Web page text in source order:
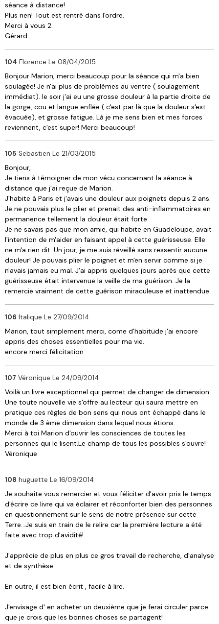
séance à distance!
Plus rien! Tout est rentré dans l'ordre.
Merci à vous 2.
Gérard
104 Florence Le 08/04/2015
Bonjour Marion, merci beaucoup pour la séance qui m'a bien
soulagée! Je n'ai plus de problèmes au ventre ( soulagement
immédiat). le soir j'ai eu une grosse douleur à la partie droite de
la gorge, cou et langue enflée ( c'est par là que la douleur s'est
évacuée), et grosse fatigue. Là je me sens bien et mes forces
reviennent, c'est super! Merci beaucoup!
105 Sebastien Le 21/03/2015
Bonjour,
Je tiens à témoigner de mon vécu concernant la séance à
distance que j'ai reçue de Marion.
J'habite à Paris et j'avais une douleur aux poignets depuis 2 ans.
Je ne pouvais plus le plier et prenait des anti-inflammatoires en
permanence tellement la douleur était forte.
Je ne savais pas que mon amie, qui habite en Guadeloupe, avait
l'intention de m'aider en faisant appel à cette guérisseuse. Elle
ne m'a rien dit. Un jour, je me suis réveillé sans ressentir aucune
douleur! Je pouvais plier le poignet et m'en servir comme si je
n'avais jamais eu mal. J'ai appris quelques jours après que cette
guérisseuse était intervenue la veille de ma guérison. Je la
remercie vraiment de cette guérison miraculeuse et inattendue.
106 Italique Le 27/09/2014
Marion, tout simplement merci, come d'habitude j'ai encore
appris des choses essentielles pour ma vie.
encore merci félicitation
107 Véronique Le 24/09/2014
Voilà un livre exceptionnel qui permet de changer de dimension.
Une toute nouvelle vie s'offre au lecteur qui saura mettre en
pratique ces règles de bon sens qui nous ont échappé dans le
monde de 3 ème dimension dans lequel nous étions.
Merci à toi Marion d'ouvrir les consciences de toutes les
personnes qui le lisent.Le champ de tous les possibles s'ouvre!
Véronique
108 huguette Le 16/09/2014
Je souhaite vous remercier et vous féliciter d'avoir pris le temps
d'écrire ce livre qui va éclairer et réconforter bien des personnes
en questionnement sur le sens de notre présence sur cette
Terre...Je suis en train de le relire car la première lecture a été
faite avec trop d'avidité!
J'apprécie de plus en plus ce gros travail de recherche, d'analyse
et de synthèse.
En outre, il est bien écrit , facile à lire.
J'envisage d' en acheter un deuxième que je ferai circuler parce
que je crois que les bonnes choses se partagent!